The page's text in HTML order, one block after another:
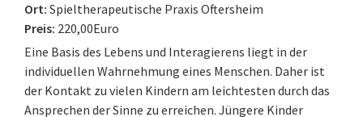
Ort: Spieltherapeutische Praxis Oftersheim
Preis: 220,00Euro
Eine Basis des Lebens und Interagierens liegt in der
individuellen Wahrnehmung eines Menschen. Daher ist
der Kontakt zu vielen Kindern am leichtesten durch das
Ansprechen der Sinne zu erreichen. Jüngere Kinder